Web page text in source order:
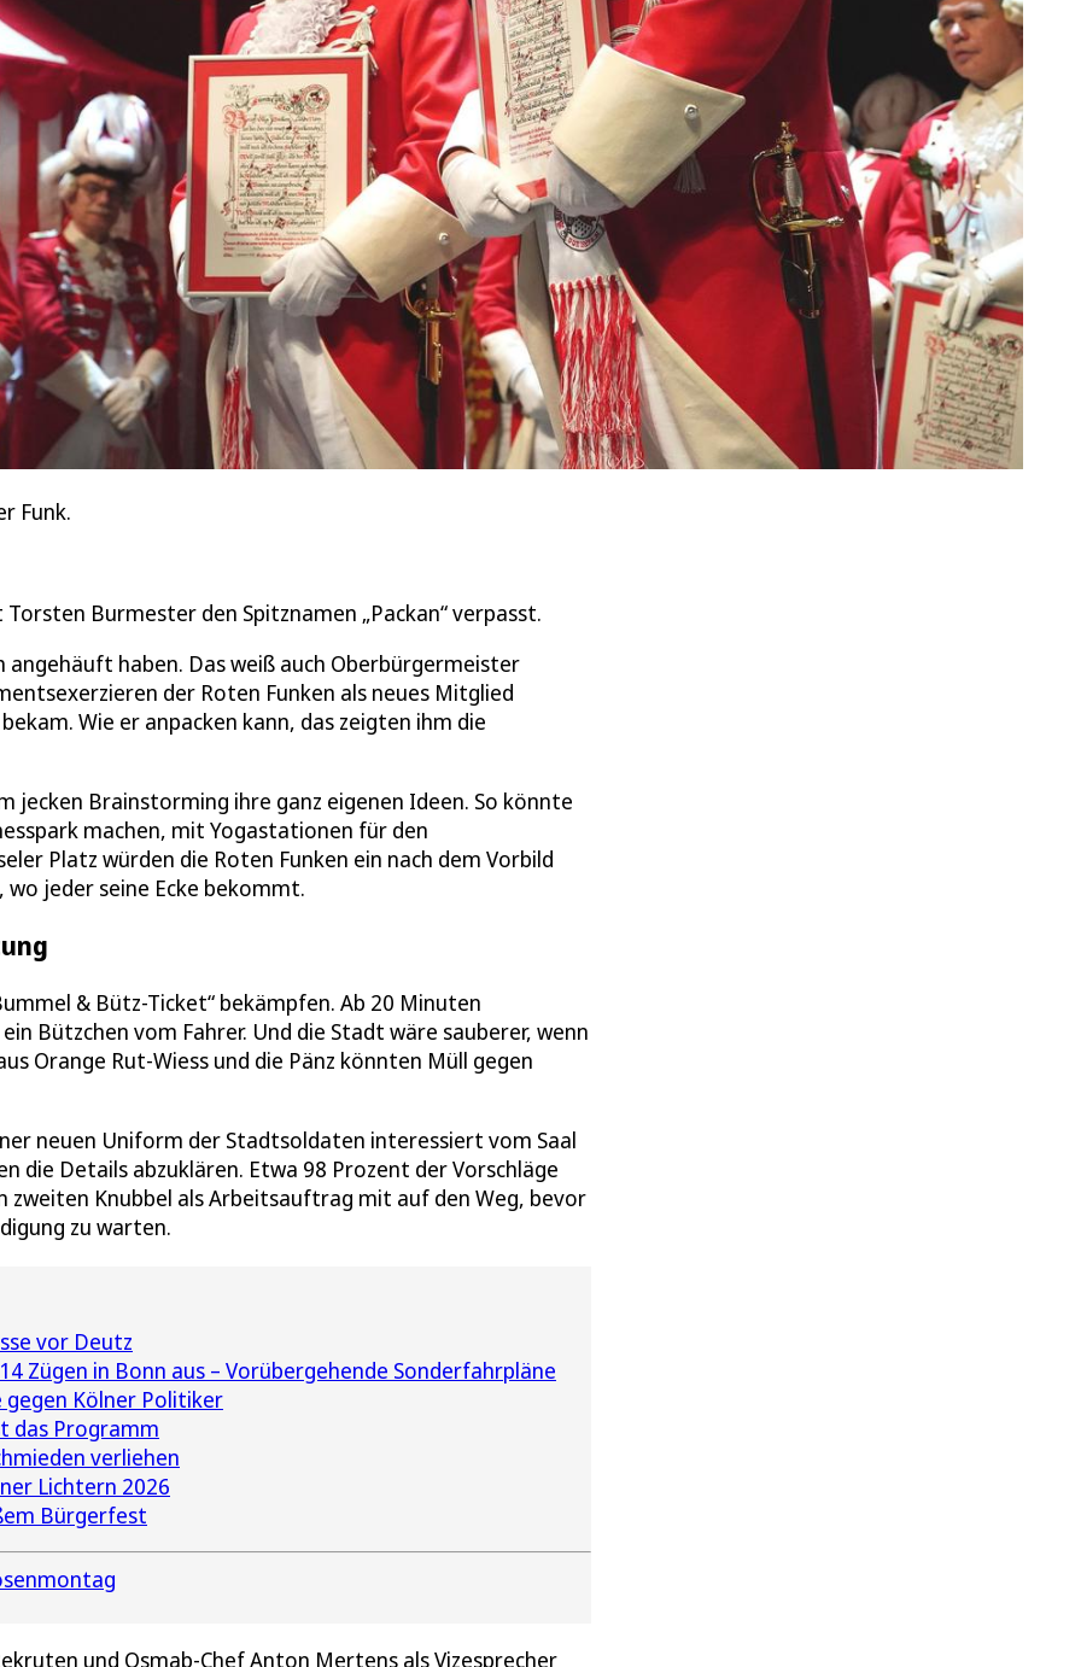
Funk.
Burmester den Spitznamen „Packan“ verpasst.
haben. Das weiß auch Oberbürgermeister
der Roten Funken als neues Mitglied
Wie er anpacken kann, das zeigten ihm die
jecken Brainstorming ihre ganz eigenen Ideen. So könnte
machen, mit Yogastationen für den
Platz würden die Roten Funken ein nach dem Vorbild
jeder seine Ecke bekommt.
& Bütz-Ticket“ bekämpfen. Ab 20 Minuten
Bützchen vom Fahrer. Und die Stadt wäre sauberer, wenn
Orange Rut-Wiess und die Pänz könnten Müll gegen
neuen Uniform der Stadtsoldaten interessiert vom Saal
die Details abzuklären. Etwa 98 Prozent der Vorschläge
Knubbel als Arbeitsauftrag mit auf den Weg, bevor
zu warten.
vor Deutz
Zügen in Bonn aus – Vorübergehende Sonderfahrpläne
gegen Kölner Politiker
das Programm
verliehen
Lichtern 2026
Bürgerfest
und Osmab-Chef Anton Mertens als Vizesprecher